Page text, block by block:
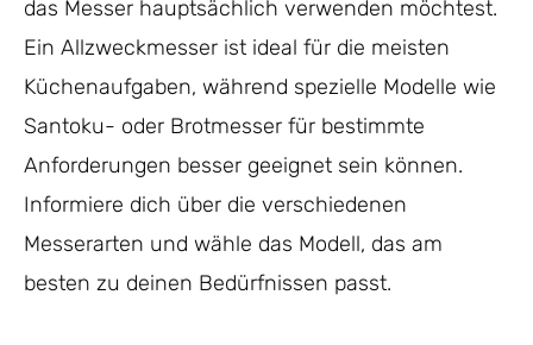
das Messer hauptsächlich verwenden möchtest.
Ein Allzweckmesser ist ideal für die meisten
Küchenaufgaben, während spezielle Modelle wie
Santoku- oder Brotmesser für bestimmte
Anforderungen besser geeignet sein können.
Informiere dich über die verschiedenen
Messerarten und wähle das Modell, das am
besten zu deinen Bedürfnissen passt.